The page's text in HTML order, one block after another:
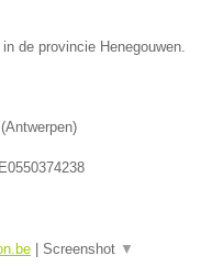
de provincie Henegouwen.
(Antwerpen)
Screenshot ▼